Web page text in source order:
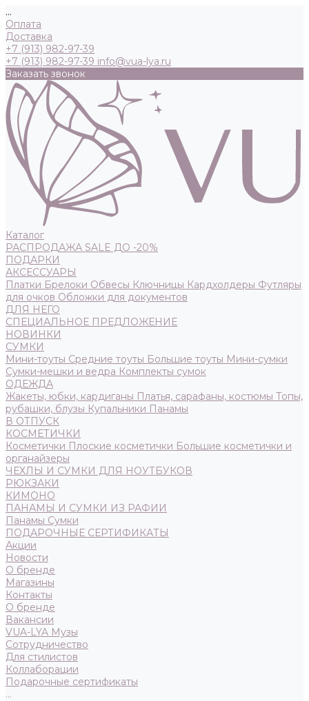
...
Оплата
Доставка
+7 (913) 982-97-39
+7 (913) 982-97-39 info@vua-lya.ru
Заказать звонок
Каталог
РАСПРОДАЖА SALE ДО -20%
ПОДАРКИ
АКСЕССУАРЫ
Платки Брелоки Обвесы Ключницы Кардхолдеры Футляры
для очков Обложки для документов
ДЛЯ НЕГО
СПЕЦИАЛЬНОЕ ПРЕДЛОЖЕНИЕ
НОВИНКИ
СУМКИ
Мини-тоуты Средние тоуты Большие тоуты Мини-сумки
Сумки-мешки и ведра Комплекты сумок
ОДЕЖДА
Жакеты, юбки, кардиганы Платья, сарафаны, костюмы Топы,
рубашки, блузы Купальники Панамы
В ОТПУСК
КОСМЕТИЧКИ
Косметички Плоские косметички Большие косметички и
органайзеры
ЧЕХЛЫ И СУМКИ ДЛЯ НОУТБУКОВ
РЮКЗАКИ
КИМОНО
ПАНАМЫ И СУМКИ ИЗ РАФИИ
Панамы Сумки
ПОДАРОЧНЫЕ СЕРТИФИКАТЫ
Акции
Новости
О бренде
Магазины
Контакты
О бренде
Вакансии
VUA-LYA Музы
Сотрудничество
Для стилистов
Коллаборации
Подарочные сертификаты
...